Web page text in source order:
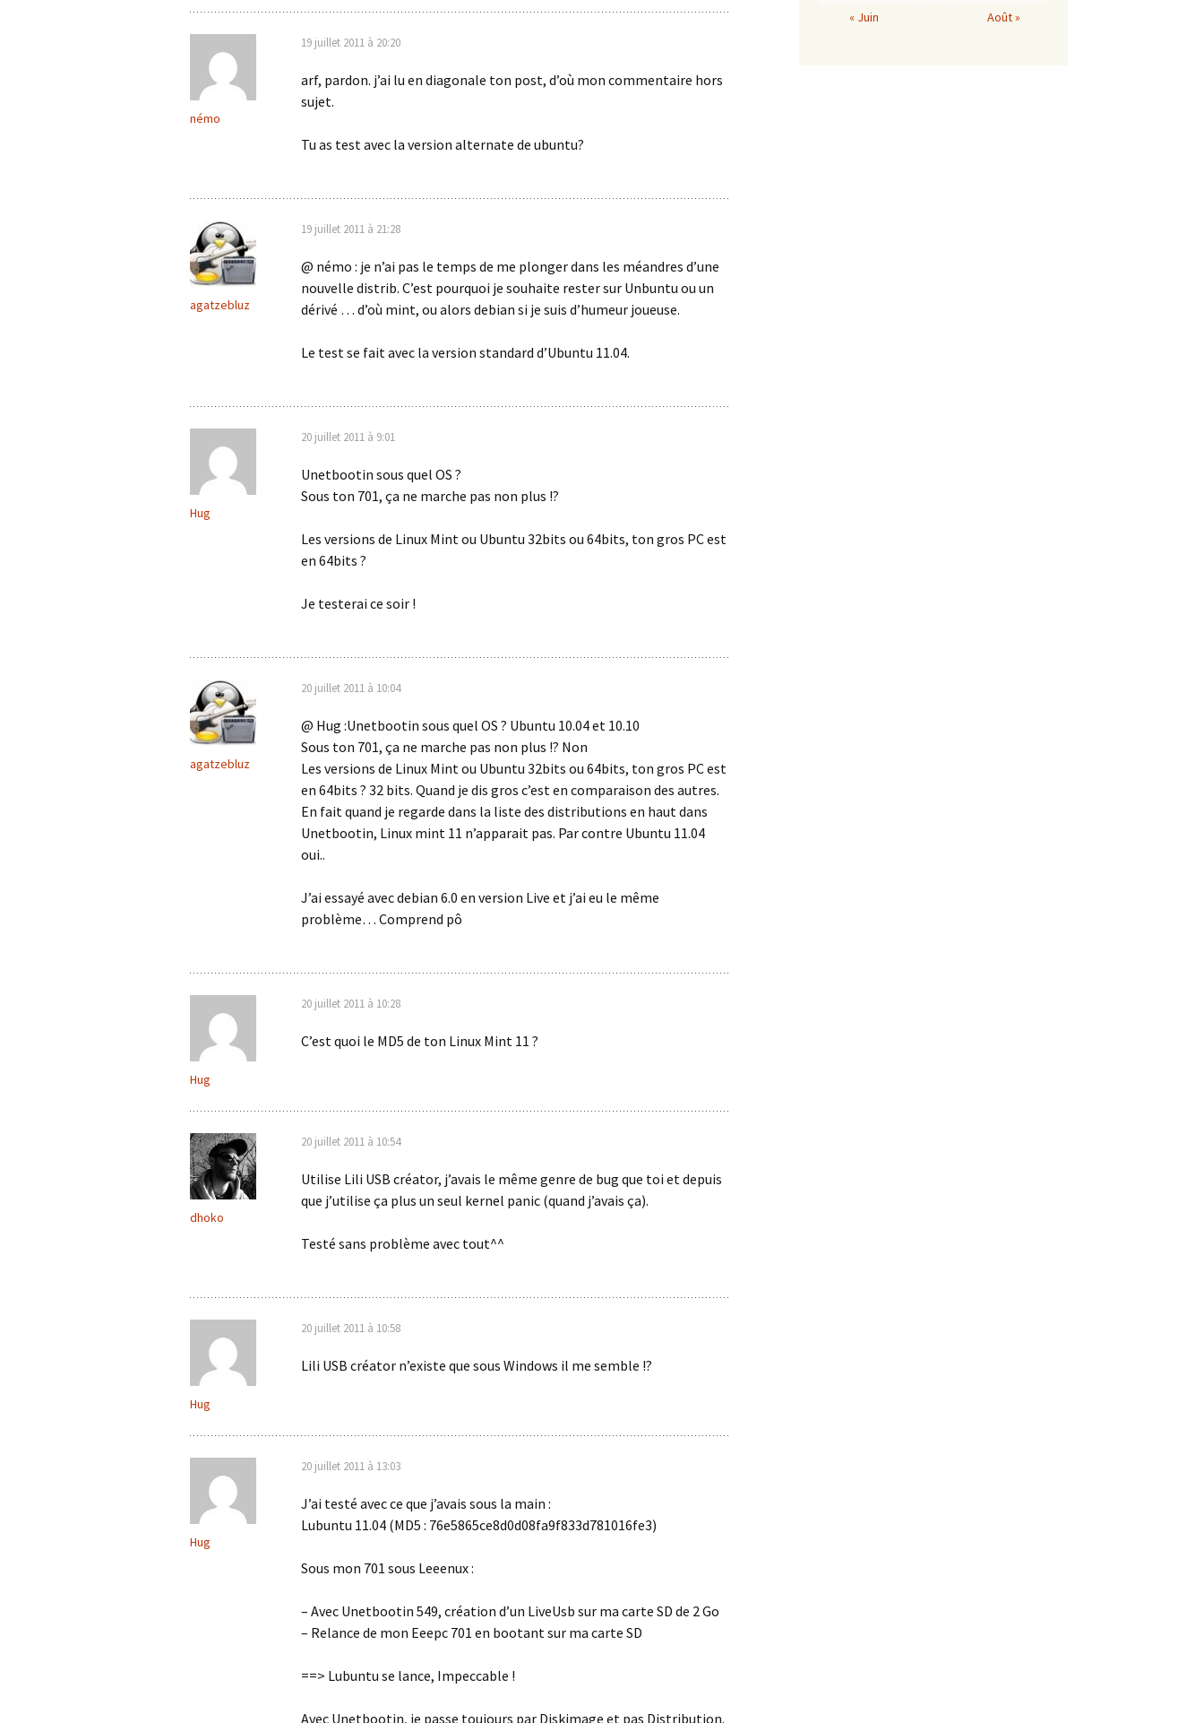
némo
19 juillet 2011 à 20:20
arf, pardon. j’ai lu en diagonale ton post, d’où mon commentaire hors
sujet.
Tu as test avec la version alternate de ubuntu?
agatzebluz
19 juillet 2011 à 21:28
@ némo : je n’ai pas le temps de me plonger dans les méandres d’une
nouvelle distrib. C’est pourquoi je souhaite rester sur Unbuntu ou un
dérivé … d’où mint, ou alors debian si je suis d’humeur joueuse.
Le test se fait avec la version standard d’Ubuntu 11.04.
Hug
20 juillet 2011 à 9:01
Unetbootin sous quel OS ?
Sous ton 701, ça ne marche pas non plus !?
Les versions de Linux Mint ou Ubuntu 32bits ou 64bits, ton gros PC est
en 64bits ?
Je testerai ce soir !
agatzebluz
20 juillet 2011 à 10:04
@ Hug :Unetbootin sous quel OS ? Ubuntu 10.04 et 10.10
Sous ton 701, ça ne marche pas non plus !? Non
Les versions de Linux Mint ou Ubuntu 32bits ou 64bits, ton gros PC est
en 64bits ? 32 bits. Quand je dis gros c’est en comparaison des autres.
En fait quand je regarde dans la liste des distributions en haut dans
Unetbootin, Linux mint 11 n’apparait pas. Par contre Ubuntu 11.04
oui..
J’ai essayé avec debian 6.0 en version Live et j’ai eu le même
problème… Comprend pô
Hug
20 juillet 2011 à 10:28
C’est quoi le MD5 de ton Linux Mint 11 ?
dhoko
20 juillet 2011 à 10:54
Utilise Lili USB créator, j’avais le même genre de bug que toi et depuis
que j’utilise ça plus un seul kernel panic (quand j’avais ça).
Testé sans problème avec tout^^
Hug
20 juillet 2011 à 10:58
Lili USB créator n’existe que sous Windows il me semble !?
Hug
20 juillet 2011 à 13:03
J’ai testé avec ce que j’avais sous la main :
Lubuntu 11.04 (MD5 : 76e5865ce8d0d08fa9f833d781016fe3)
Sous mon 701 sous Leeenux :
– Avec Unetbootin 549, création d’un LiveUsb sur ma carte SD de 2 Go
– Relance de mon Eeepc 701 en bootant sur ma carte SD
==> Lubuntu se lance, Impeccable !
Avec Unetbootin, je passe toujours par Diskimage et pas Distribution.
« Juin
Août »